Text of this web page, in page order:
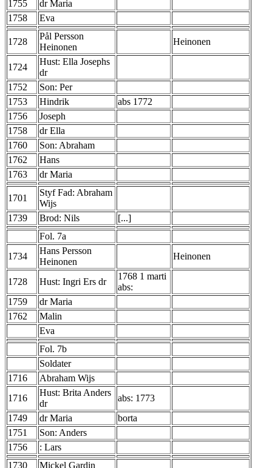
1755
dr Maria
1758
Eva
1728
Pål Persson
Heinonen
Heinonen
1724
Hust: Ella Josephs
dr
1752
Son: Per
1753
Hindrik
abs 1772
1756
Joseph
1758
dr Ella
1760
Son: Abraham
1762
Hans
1763
dr Maria
1701
Styf Fad: Abraham
Wijs
1739
Brod: Nils
[...]
Fol. 7a
1734
Hans Persson
Heinonen
Heinonen
1728 Hust: Ingri Ers dr
1768 1 marti
abs:
1759
dr Maria
1762
Malin
Eva
Fol. 7b
Soldater
1716
Abraham Wijs
1716
Hust: Brita Anders
dr
abs: 1773
1749
dr Maria
borta
1751
Son: Anders
1756
: Lars
1730
Mickel Gardin